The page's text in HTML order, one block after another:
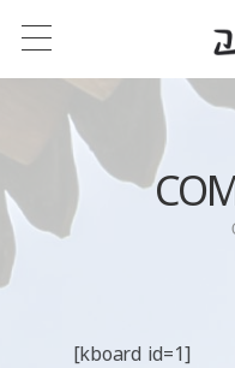
[kboard id=1]